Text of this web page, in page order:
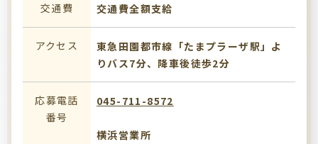
交通費 交通費全額支給
アクセス
東急田園都市線「たまプラーザ駅」よ
りバス7分、降車後徒歩2分
応募電話
番号
045-711-8572
横浜営業所